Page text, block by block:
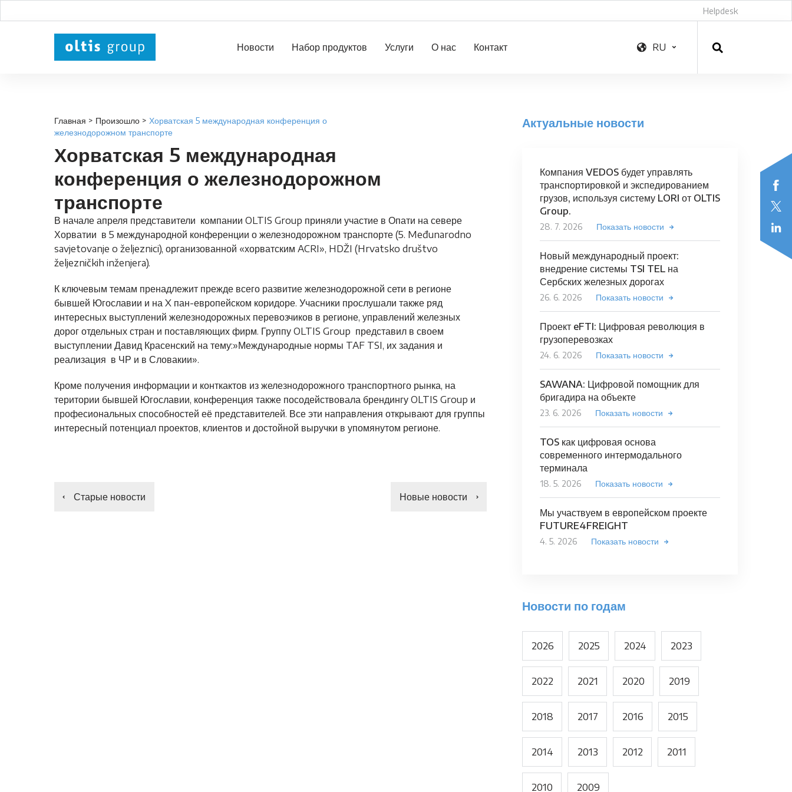
Helpdesk
Новости Набор продуктов Услуги О нас Контакт RU
Главная > Произошло > Хорватская 5 международная конференция о
железнодорожном транспорте
Хорватская 5 международная
конференция о железнодорожном
транспорте
В начале апреля представители компании OLTIS Group приняли участие в Опати на севере
Хорватии в 5 международной конференции о железнодорожном транспорте (5. Međunarodno
savjetovanje o željeznici), организованной «хорватским ACRI», HDŽI (Hrvatsko društvo
željezničkih inženjera).
К ключевым темам пренадлежит прежде всего развитие железнодорожной сети в регионе
бывшей Югославии и на X пан-европейском коридоре. Учасники прослушали также ряд
интересных выступлений железнодорожных перевозчиков в регионе, управлений железных
дорог отдельных стран и поставляющих фирм. Группу OLTIS Group представил в своем
выступлении Давид Красенский на тему:»Международные нормы TAF TSI, их задания и
реализация в ЧР и в Словакии».
Кроме получения информации и конткактов из железнодорожного транспортного рынка, на
територии бывшей Югославии, конференция также посодействовала брендингу OLTIS Group и
професиональных способностей её представителей. Все эти направления открывают для группы
интересный потенциал проектов, клиентов и достойной выручки в упомянутом регионе.
Старые новости Новые новости
Актуальные новости
Компания VEDOS будет управлять
транспортировкой и экспедированием
грузов, используя систему LORI от OLTIS
Group.
28. 7. 2026 Показать новости
Новый международный проект:
внедрение системы TSI TEL на
Сербских железных дорогах
26. 6. 2026 Показать новости
Проект eFTI: Цифровая революция в
грузоперевозках
24. 6. 2026 Показать новости
SAWANA: Цифровой помощник для
бригадира на объекте
23. 6. 2026 Показать новости
TOS как цифровая основа
современного интермодального
терминала
18. 5. 2026 Показать новости
Мы участвуем в европейском проекте
FUTURE4FREIGHT
4. 5. 2026 Показать новости
Новости по годам
2026 2025 2024 2023
2022 2021 2020 2019
2018 2017 2016 2015
2014 2013 2012 2011
2010 2009